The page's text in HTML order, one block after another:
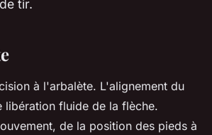
tir.
à l'arbalète. L'alignement du
libération fluide de la flèche.
de la position des pieds à